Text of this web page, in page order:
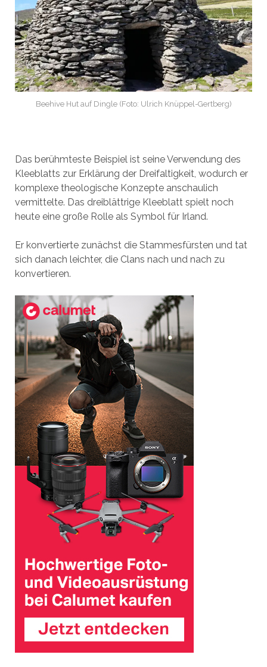
Beehive Hut auf Dingle (Foto: Ulrich Knüppel-Gertberg)
Das berühmteste Beispiel ist seine Verwendung des
Kleeblatts zur Erklärung der Dreifaltigkeit, wodurch er
komplexe theologische Konzepte anschaulich
vermittelte. Das dreiblättrige Kleeblatt spielt noch
heute eine große Rolle als Symbol für Irland.
Er konvertierte zunächst die Stammesfürsten und tat
sich danach leichter, die Clans nach und nach zu
konvertieren.